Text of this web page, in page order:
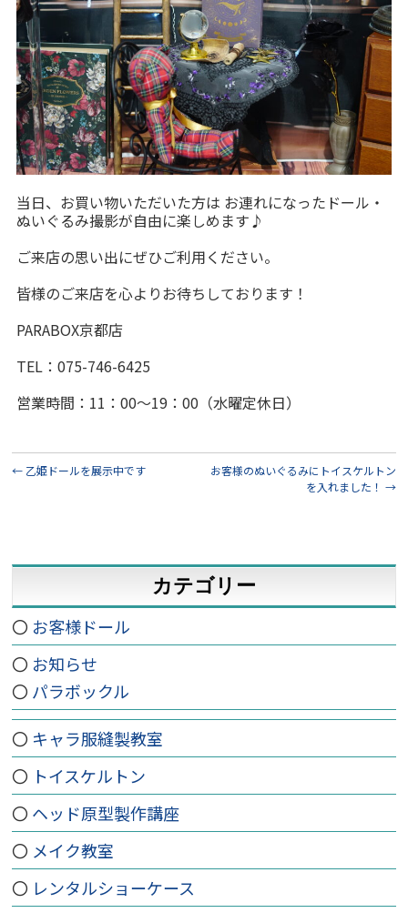
当日、お買い物いただいた方は お連れになったドール・
ぬいぐるみ撮影が自由に楽しめます♪
ご来店の思い出にぜひご利用ください。
皆様のご来店を心よりお待ちしております！
PARABOX京都店
TEL：075-746-6425
営業時間：11：00～19：00（水曜定休日）
← 乙姫ドールを展示中です
お客様のぬいぐるみにトイスケルトン
を入れました！ →
カテゴリー
お客様ドール
お知らせ
パラボックル
キャラ服縫製教室
トイスケルトン
ヘッド原型製作講座
メイク教室
レンタルショーケース